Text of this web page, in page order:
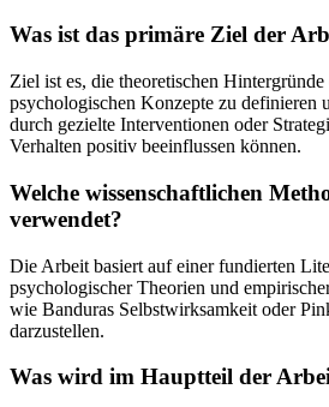
Was ist das primäre Ziel der
Ziel ist es, die theoretischen Hintergründe
psychologischen Konzepte zu definieren
durch gezielte Interventionen oder
Verhalten positiv beeinflussen können.
Welche wissenschaftlichen
verwendet?
Die Arbeit basiert auf einer fundierten
psychologischer Theorien und
wie Banduras Selbstwirksamkeit oder
darzustellen.
Was wird im Hauptteil der